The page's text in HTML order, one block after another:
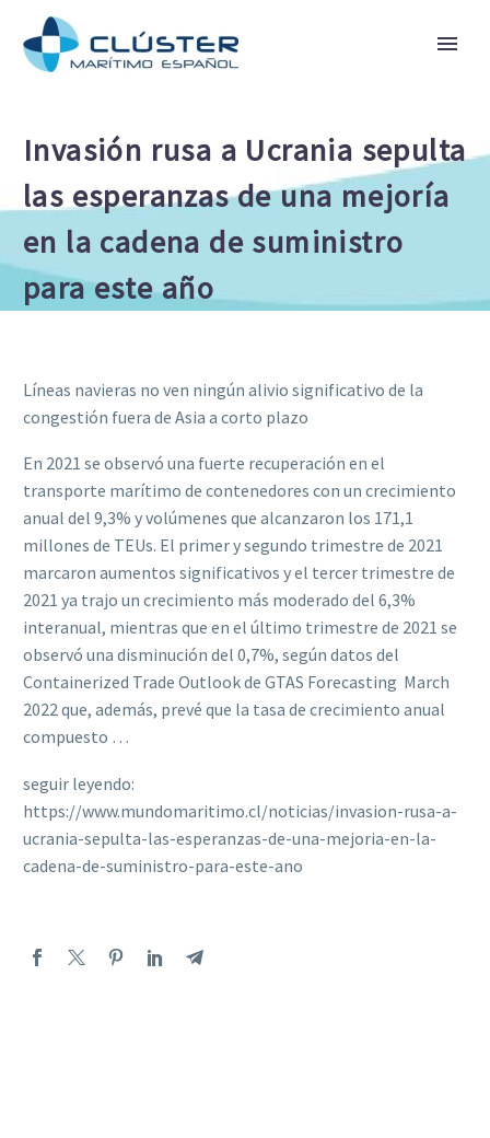
Invasión rusa a Ucrania sepulta
las esperanzas de una mejoría
en la cadena de suministro
para este año
Líneas navieras no ven ningún alivio significativo de la
congestión fuera de Asia a corto plazo
En 2021 se observó una fuerte recuperación en el
transporte marítimo de contenedores con un crecimiento
anual del 9,3% y volúmenes que alcanzaron los 171,1
millones de TEUs. El primer y segundo trimestre de 2021
marcaron aumentos significativos y el tercer trimestre de
2021 ya trajo un crecimiento más moderado del 6,3%
interanual, mientras que en el último trimestre de 2021 se
observó una disminución del 0,7%, según datos del
Containerized Trade Outlook de GTAS Forecasting  March
2022 que, además, prevé que la tasa de crecimiento anual
compuesto …
seguir leyendo:
https://www.mundomaritimo.cl/noticias/invasion-rusa-a-
ucrania-sepulta-las-esperanzas-de-una-mejoria-en-la-
cadena-de-suministro-para-este-ano